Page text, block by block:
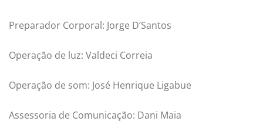
Preparador Corporal: Jorge D’Santos
Operação de luz: Valdeci Correia
Operação de som: José Henrique Ligabue
Assessoria de Comunicação: Dani Maia